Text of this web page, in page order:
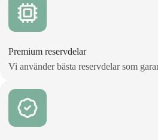
Premium reservdelar
Vi använder bästa reservdelar som